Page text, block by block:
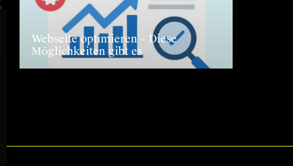
Webseite optimieren – Diese
Möglichkeiten gibt es